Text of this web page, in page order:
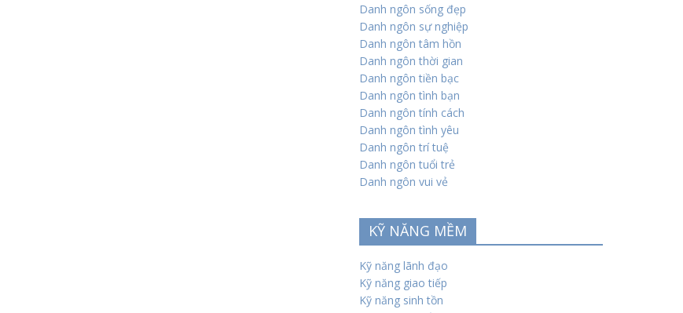
Danh ngôn sống đẹp
Danh ngôn sự nghiệp
Danh ngôn tâm hồn
Danh ngôn thời gian
Danh ngôn tiền bạc
Danh ngôn tình bạn
Danh ngôn tính cách
Danh ngôn tình yêu
Danh ngôn trí tuệ
Danh ngôn tuổi trẻ
Danh ngôn vui vẻ
KỸ NĂNG MỀM
Kỹ năng lãnh đạo
Kỹ năng giao tiếp
Kỹ năng sinh tồn